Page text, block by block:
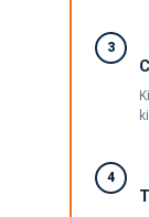
3
4